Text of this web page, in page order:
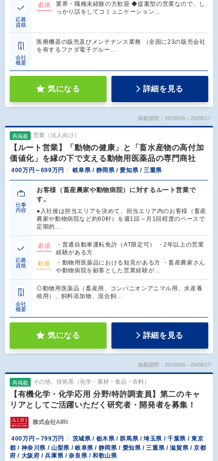
応募
資格
必須
業界・職種未経験の方歓迎 ◆提案型の営業なので、し
っかり話をしてコミュニケーション…
会社
概要
医療機器の販売及びメンテナンス業務 （全国に23の販売会社
を有するフクダ電子グルー…
気になる 詳細を見る
掲載期間：26/08/04～26/08/17
再掲載 営業（法人向け）
【ルート営業】「動物の健康」と「畜水産物の高付加
価値化」を縁の下で支える動物用医薬品の専門商社
400万円～699万円 岐阜県 / 静岡県 / 愛知県 / 三重県
仕事
内容
お客様（畜産農家や動物病院）に対するルート営業で
す。
●入社後は担当エリアを決めて、担当エリア内のお客様（畜産
農家や動物病院など約60軒）を週1回～月1回程度のペースで
定期的…
応募
資格
必須
・普通自動車運転免許（AT限定可） ・2年以上の営業
経験がある方
歓迎
・動物用医薬品における知見がある方 ・畜産農家さん
や動物病院を顧客とした営業経験が…
会社
概要
◎動物用医薬品（畜産用、コンパニオンアニマル用、水産養
殖用）、飼料添加物、混合飼…
気になる 詳細を見る
掲載期間：26/08/04～26/08/17
再掲載 その他、技術系（化学・素材・食品・衣料）
【有機化学・化学応用 分野/特許調査員】第二のキャ
リアとしてご活躍いただく研究者・開発者を募集！
株式会社AIRI
400万円～799万円
茨城県 / 栃木県 / 群馬県 / 埼玉県 / 千葉県 / 東京
都 / 神奈川県 / 山梨県 / 岐阜県 / 静岡県 / 愛知県 / 三重県 / 滋賀県 / 京都
府 / 大阪府 / 兵庫県 / 奈良県 / 和歌山県